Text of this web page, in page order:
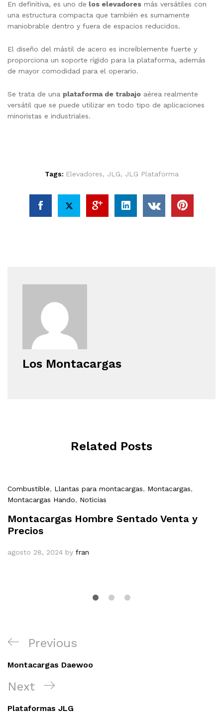
En definitiva, es uno de los elevadores más versátiles con
una estructura compacta que también es sumamente
maniobrable dentro y fuera de espacios reducidos.
El diseño del mástil de acero es increíblemente fuerte y
proporciona un soporte rígido para la plataforma, además
de mayor comodidad para el operario.
Se trata de una plataforma de trabajo aérea realmente
versátil que se puede utilizar en todo tipo de aplicaciones
minoristas e industriales.
Tags: Elevadores, JLG, JLG Plataforma
Los Montacargas
Related Posts
Combustible, Llantas para montacargas, Montacargas,
Montacargas Hando, Noticias
Montacargas Hombre Sentado Venta y
Precios
agosto 28, 2024 by fran
Navegación
entradas
Previous
Post
Previous
Montacargas Daewoo
Next
Post
Next
Plataformas JLG